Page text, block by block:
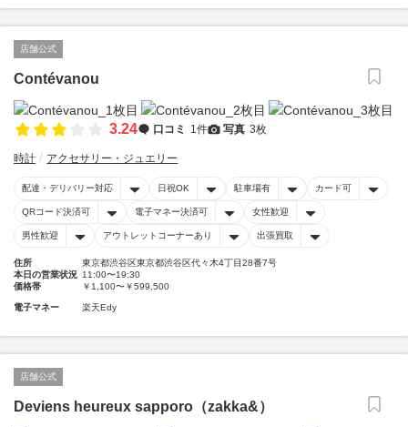
店舗公式
Contévanou
3.24 口コミ 1件 写真 3枚
時計 アクセサリー・ジュエリー
配達・デリバリー対応 日祝OK 駐車場有 カード可
QRコード決済可 電子マネー決済可 女性歓迎
男性歓迎 アウトレットコーナーあり 出張買取
住所
東京都渋谷区東京都渋谷区代々木4丁目28番7号
本日の営業状況 11:00〜19:30
価格帯
￥1,100〜￥599,500
電子マネー 楽天Edy
店舗公式
Deviens heureux sapporo（zakka&）